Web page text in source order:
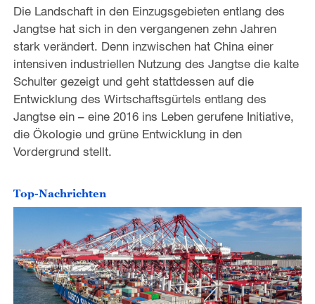
l
a
y
V
i
e
o
Die Landschaft in den Einzugsgebieten entlang des
Jangtse hat sich in den vergangenen zehn Jahren
stark verändert. Denn inzwischen hat China einer
intensiven industriellen Nutzung des Jangtse die kalte
Schulter gezeigt und geht stattdessen auf die
Entwicklung des Wirtschaftsgürtels entlang des
Jangtse ein – eine 2016 ins Leben gerufene Initiative,
die Ökologie und grüne Entwicklung in den
Vordergrund stellt.
Top-Nachrichten